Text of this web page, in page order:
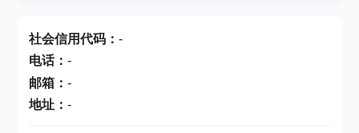
社会信用代码： -
电话： -
邮箱： -
地址： -